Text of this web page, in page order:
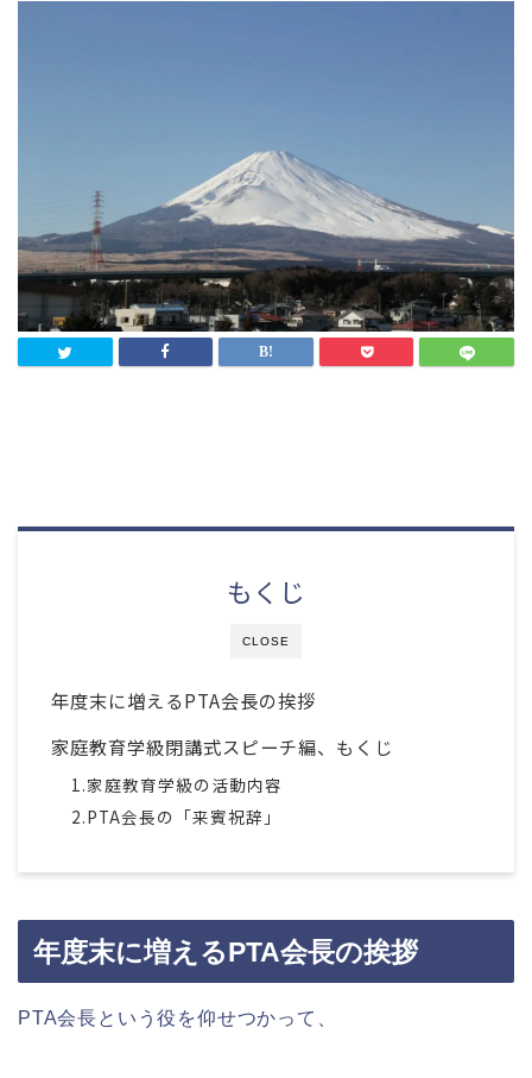
CLOSE
もくじ
年度末に増えるPTA会長の挨拶
家庭教育学級閉講式スピーチ編、もくじ
1.家庭教育学級の活動内容
2.PTA会長の「来賓祝辞」
年度末に増えるPTA会長の挨拶
PTA会長という役を仰せつかって、